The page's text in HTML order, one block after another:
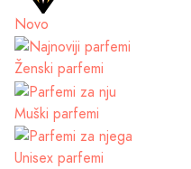
Novo
Ženski parfemi
Muški parfemi
Unisex parfemi